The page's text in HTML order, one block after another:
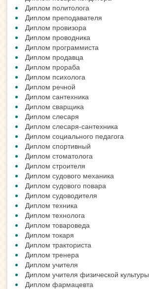
Диплом политолога
Диплом преподавателя
Диплом провизора
Диплом проводника
Диплом программиста
Диплом продавца
Диплом прораба
Диплом психолога
Диплом речной
Диплом сантехника
Диплом сварщика
Диплом слесаря
Диплом слесаря-сантехника
Диплом социального педагога
Диплом спортивный
Диплом стоматолога
Диплом строителя
Диплом судового механика
Диплом судового повара
Диплом судоводителя
Диплом техника
Диплом технолога
Диплом товароведа
Диплом токаря
Диплом тракториста
Диплом тренера
Диплом учителя
Диплом учителя физической культуры
Диплом фармацевта